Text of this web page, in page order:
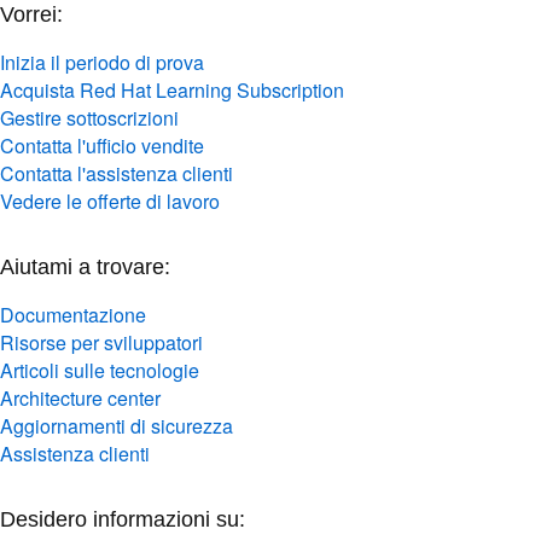
Vorrei:
Inizia il periodo di prova
Acquista Red Hat Learning Subscription
Gestire sottoscrizioni
Contatta l'ufficio vendite
Contatta l'assistenza clienti
Vedere le offerte di lavoro
Aiutami a trovare:
Documentazione
Risorse per sviluppatori
Articoli sulle tecnologie
Architecture center
Aggiornamenti di sicurezza
Assistenza clienti
Desidero informazioni su: